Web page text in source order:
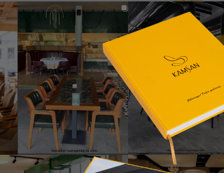
Paris Dış Mekan
Kamsan Sandalye – Bursa İnegöl Mobilya •
Fransız tasarımından ilham alan oval
mekân dayanıklılığıyla birleştiren
metal konstrüksiyonu ve ferah örgü
sağlar. Hafif yapısı taşımayı